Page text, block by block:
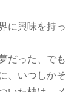
に興味を持っ
だった、でも
、いつしかそ